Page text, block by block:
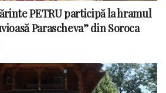
PETRU participă la hramul
Parascheva” din Soroca